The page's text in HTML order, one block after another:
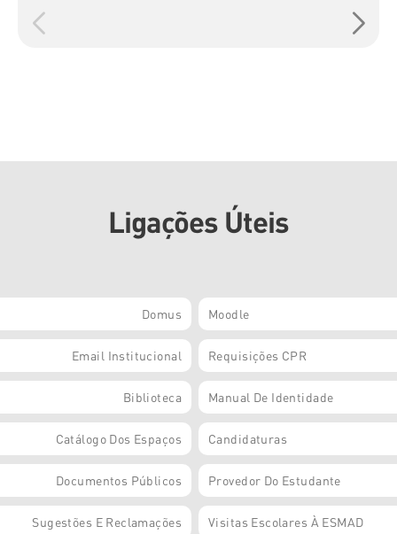
Ligações Úteis
Domus Moodle
Email Institucional Requisições CPR
Biblioteca Manual De Identidade
Catálogo Dos Espaços Candidaturas
Documentos Públicos Provedor Do Estudante
Sugestões E Reclamações Visitas Escolares À ESMAD